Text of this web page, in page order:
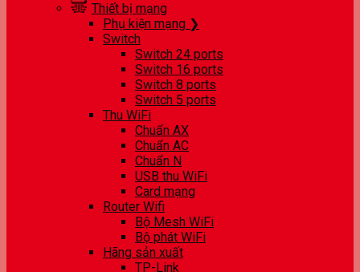
Thiết bị mạng
Phụ kiện mạng ❯
Switch
Switch 24 ports
Switch 16 ports
Switch 8 ports
Switch 5 ports
Thu WiFi
Chuẩn AX
Chuẩn AC
Chuẩn N
USB thu WiFi
Card mạng
Router Wifi
Bộ Mesh WiFi
Bộ phát WiFi
Hãng sản xuất
TP-Link